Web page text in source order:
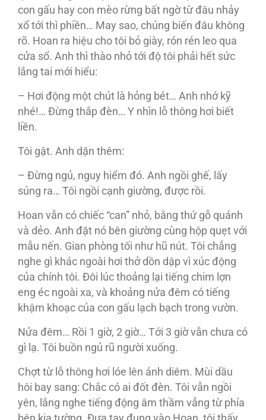
con gấu hay con mèo rừng bất ngờ từ đâu nhảy
xổ tới thì phiền… May sao, chúng biến đâu không
rõ. Hoan ra hiệu cho tôi bỏ giày, rón rén leo qua
cửa sổ. Anh thì thào nhỏ tới độ tôi phải hết sức
lắng tai mới hiểu:
– Hơi động một chút là hỏng bét… Anh nhớ kỹ
nhé!… Đừng thắp đèn… Y nhìn lỗ thông hơi biết
liền.
Tôi gật. Anh dặn thêm:
– Đừng ngủ, nguy hiểm đó. Anh ngồi ghế, lấy
súng ra… Tôi ngồi cạnh giường, được rồi.
Hoan vẫn có chiếc “can” nhỏ, bằng thứ gỗ quánh
và dẻo. Anh đặt nó bên giường cùng hộp quẹt với
mẫu nến. Gian phòng tối như hũ nút. Tôi chẳng
nghe gì khác ngoài hơi thở dồn dập vì xúc động
của chính tôi. Đôi lúc thoảng lại tiếng chim lợn
eng éc ngoài xa, và khoảng nửa đêm có tiếng
khậm khoạc của con gấu lạch bạch trong vườn.
Nửa đêm… Rồi 1 giờ, 2 giờ… Tới 3 giờ vẫn chưa có
gì lạ. Tôi buồn ngủ rũ người xuống.
Chợt từ lỗ thông hơi lóe lên ánh diêm. Mùi dầu
hôi bay sang: Chắc có ai đốt đèn. Tôi vẫn ngồi
yên, lắng nghe tiếng động âm thầm vẳng từ phía